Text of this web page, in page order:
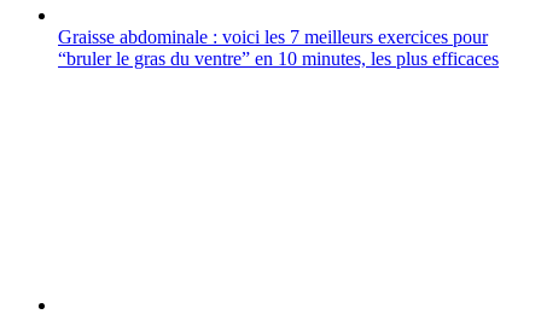
Graisse abdominale : voici les 7 meilleurs exercices pour
“bruler le gras du ventre” en 10 minutes, les plus efficaces